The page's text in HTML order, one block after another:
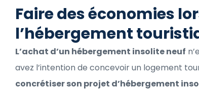
Faire des économies
l’hébergement
L’achat d’un hébergement insolite neuf
avez l’intention de concevoir un logement
concrétiser son projet d’hébergement